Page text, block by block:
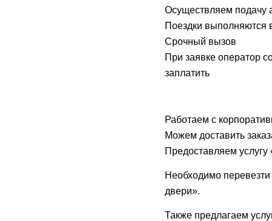
Осуществляем подачу
Поездки выполняются
Срочный вызов
При заявке оператор
заплатить
Работаем с
Можем доставить
Предоставляем
Необходимо перевезти
двери».
Также предлагаем